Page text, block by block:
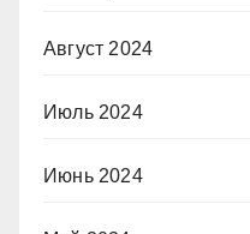
Август 2024
Июль 2024
Июнь 2024